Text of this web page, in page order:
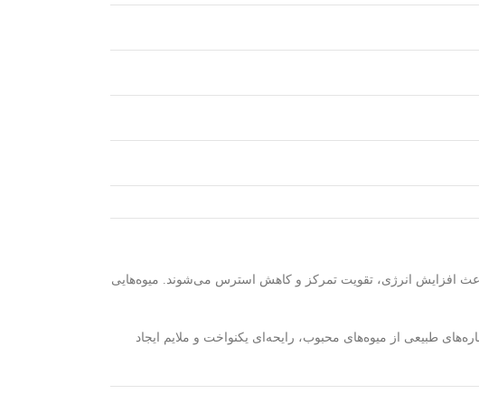
افزایش انرژی، تقویت تمرکز و کاهش استرس می‌شوند. میوه‌هایی
طبیعی از میوه‌های محبوب، رایحه‌ای یکنواخت و ملایم ایجاد